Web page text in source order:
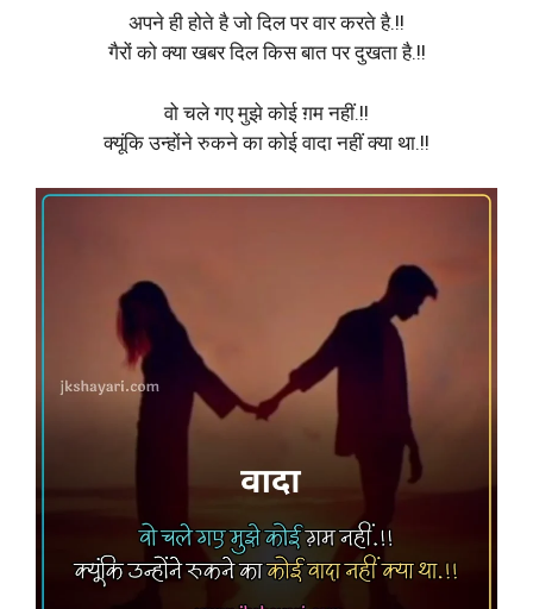
अपने ही होते है जो दिल पर वार करते है.!!
गैरों को क्या खबर दिल किस बात पर दुखता है.!!
वो चले गए मुझे कोई ग़म नहीं.!!
क्यूंकि उन्होंने रुकने का कोई वादा नहीं क्या था.!!